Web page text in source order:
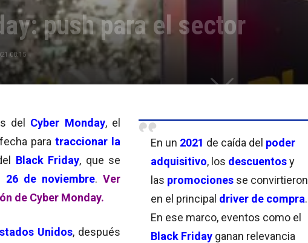
push para el sector
08:15
En un 2021 de caída del poder
adquisitivo, los descuentosy
las promociones se convirtieron
en el principal driver de compra.
En ese marco, eventos como el
Black Friday ganan relevancia
del Cyber Monday, el
para traccionar la
Black Friday, que se
26 de noviembre.Ver
de Cyber Monday.
Unidos, después